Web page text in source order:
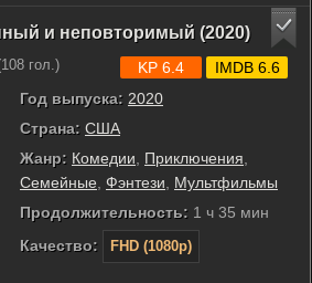
и неповторимый (2020)
108 гол.)
Год выпуска: 2020
Страна: США
Жанр: Комедии Приключения
Семейные Фэнтези
Мультфильмы
Продолжительность: 1 ч 35 мин
Качество:
FHD (1080p)
KP 6.4 IMDB 6.6